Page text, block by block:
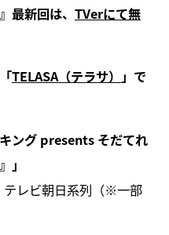
最新回は、 TVerにて無
TELASA（テラサ） 」で
ングpresents そだてれ
』」
テレビ朝日系列（※一部